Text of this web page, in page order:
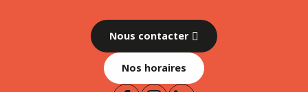
Nous contacter
Nos horaires